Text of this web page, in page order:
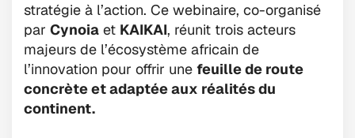
stratégie à l’action. Ce webinaire, co-organisé
par Cynoia et KAIKAI, réunit trois acteurs
majeurs de l’écosystème africain de
l’innovation pour offrir une feuille de route
concrète et adaptée aux réalités du
continent.